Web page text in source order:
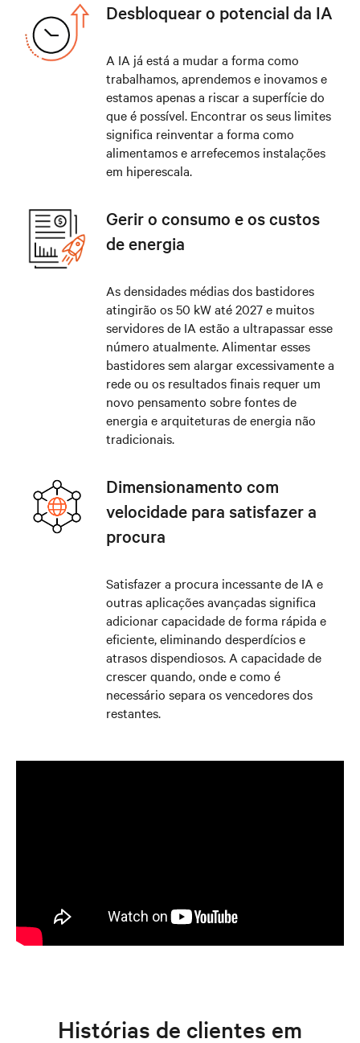
Desbloquear o potencial da IA
A IA já está a mudar a forma como
trabalhamos, aprendemos e inovamos e
estamos apenas a riscar a superfície do
que é possível. Encontrar os seus limites
significa reinventar a forma como
alimentamos e arrefecemos instalações
em hiperescala.
Gerir o consumo e os custos
de energia
As densidades médias dos bastidores
atingirão os 50 kW até 2027 e muitos
servidores de IA estão a ultrapassar esse
número atualmente. Alimentar esses
bastidores sem alargar excessivamente a
rede ou os resultados finais requer um
novo pensamento sobre fontes de
energia e arquiteturas de energia não
tradicionais.
Dimensionamento com
velocidade para satisfazer a
procura
Satisfazer a procura incessante de IA e
outras aplicações avançadas significa
adicionar capacidade de forma rápida e
eficiente, eliminando desperdícios e
atrasos dispendiosos. A capacidade de
crescer quando, onde e como é
necessário separa os vencedores dos
restantes.
Histórias de clientes em